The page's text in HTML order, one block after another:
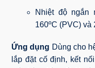
Nhiệt độ ngắn
160ºC (PVC) và
Ứng dụng Dùng cho
lắp đặt cố định, kết